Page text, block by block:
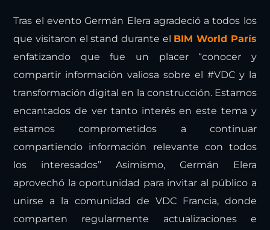
Tras el evento Germán Elera agradeció a todos los
que visitaron el stand durante el BIM World París
enfatizando que fue un placer “conocer y
compartir información valiosa sobre el #VDC y la
transformación digital en la construcción. Estamos
encantados de ver tanto interés en este tema y
estamos comprometidos a continuar
compartiendo información relevante con todos
los interesados” Asimismo, Germán Elera
aprovechó la oportunidad para invitar al público a
unirse a la comunidad de VDC Francia, donde
comparten regularmente actualizaciones e